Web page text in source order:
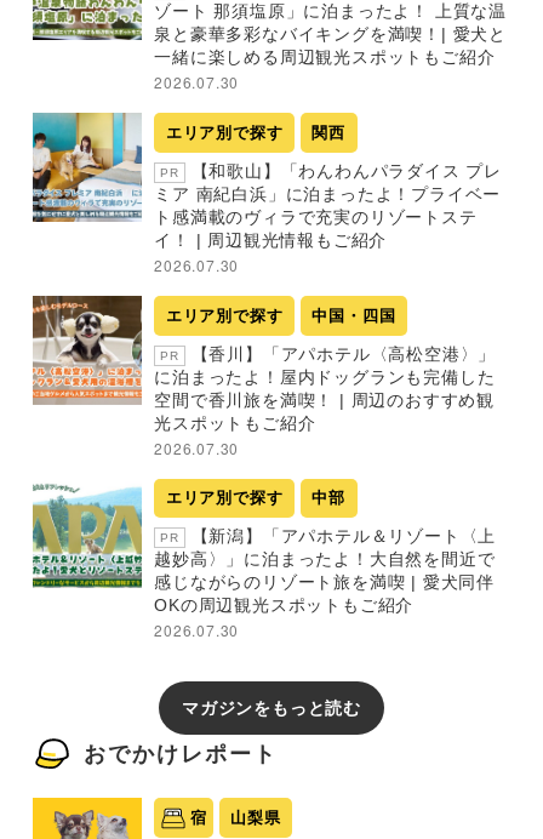
ゾート 那須塩原」に泊まったよ！ 上質な温
泉と豪華多彩なバイキングを満喫！| 愛犬と
一緒に楽しめる周辺観光スポットもご紹介
2026.07.30
エリア別で探す 関西
PR
【和歌山】「わんわんパラダイス プレ
ミア 南紀白浜」に泊まったよ！プライベー
ト感満載のヴィラで充実のリゾートステ
イ！ | 周辺観光情報もご紹介
2026.07.30
エリア別で探す 中国・四国
PR
【香川】「アパホテル〈高松空港〉」
に泊まったよ！屋内ドッグランも完備した
空間で香川旅を満喫！ | 周辺のおすすめ観
光スポットもご紹介
2026.07.30
エリア別で探す 中部
PR
【新潟】「アパホテル＆リゾート〈上
越妙高〉」に泊まったよ！大自然を間近で
感じながらのリゾート旅を満喫 | 愛犬同伴
OKの周辺観光スポットもご紹介
2026.07.30
マガジンをもっと読む
おでかけレポート
宿 山梨県